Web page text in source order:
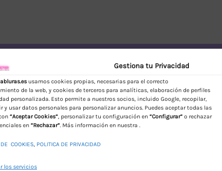
Gestiona tu Privacidad
usamos cookies propias, necesarias para el correcto
de la web, y cookies de terceros para analíticas, elaboración de perfiles
personalizada. Esto permite a nuestros socios, incluido Google, recopilar,
y usar datos personales para personalizar anuncios. Puedes aceptar todas las
“Aceptar Cookies”, personalizar tu configuración en “Configurar” o rechazar
en “Rechazar”. Más información en nuestra .
DE COOKIES, POLITICA DE PRIVACIDAD
los servicios
con Envío Discreto en España